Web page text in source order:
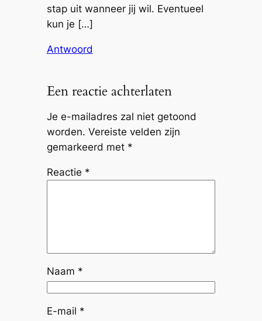
stap uit wanneer jij wil. Eventueel
kun je […]
Antwoord
Een reactie achterlaten
Je e-mailadres zal niet getoond
worden. Vereiste velden zijn
gemarkeerd met *
Reactie *
Naam *
E-mail *